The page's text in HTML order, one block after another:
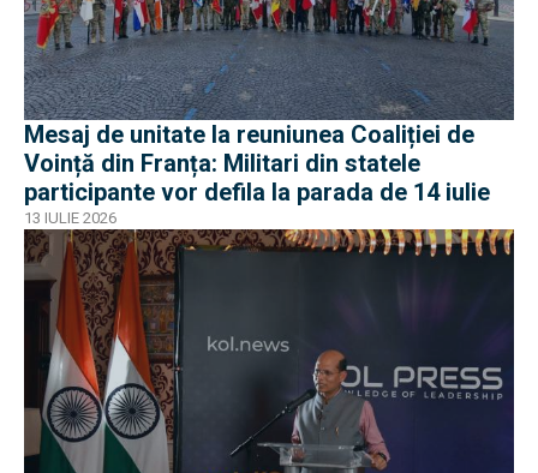
Mesaj de unitate la reuniunea Coaliției de
Voință din Franța: Militari din statele
participante vor defila la parada de 14 iulie
13 IULIE 2026